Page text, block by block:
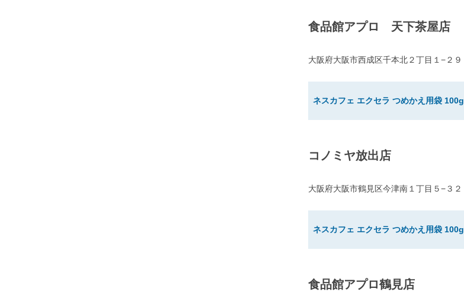
食品館アプロ 天下茶屋店
大阪府大阪市西成区千本北２丁目１−２９
ネスカフェ エクセラ つめかえ用袋 100g
コノミヤ放出店
大阪府大阪市鶴見区今津南１丁目５−３２
ネスカフェ エクセラ つめかえ用袋 100g
食品館アプロ鶴見店